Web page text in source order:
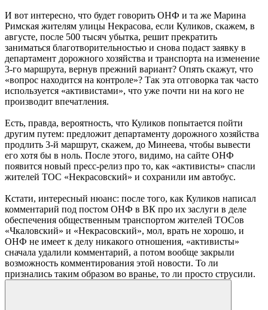
И вот интересно, что будет говорить ОНФ и та же Марина
Римская жителям улицы Некрасова, если Куликов, скажем, в
августе, после 500 тысяч убытка, решит прекратить
заниматься благотворительностью и снова подаст заявку в
департамент дорожного хозяйства и транспорта на изменение
3-го маршрута, вернув прежний вариант? Опять скажут, что
«вопрос находится на контроле»? Так эта отговорка так часто
используется «активистами», что уже почти ни на кого не
производит впечатления.
Есть, правда, вероятность, что Куликов попытается пойти
другим путем: предложит департаменту дорожного хозяйства
продлить 3-й маршрут, скажем, до Минеева, чтобы вывести
его хотя бы в ноль. После этого, видимо, на сайте ОНФ
появится новый пресс-релиз про то, как «активисты» спасли
жителей ТОС «Некрасовский» и сохранили им автобус.
Кстати, интересный нюанс: после того, как Куликов написал
комментарий под постом ОНФ в ВК про их заслуги в деле
обеспечения общественным транспортом жителей ТОСов
«Чкаловский» и «Некрасовский», мол, врать не хорошо, и
ОНФ не имеет к делу никакого отношения, «активисты»
сначала удалили комментарий, а потом вообще закрыли
возможность комментирования этой новости. То ли
признались таким образом во вранье, то ли просто струсили.